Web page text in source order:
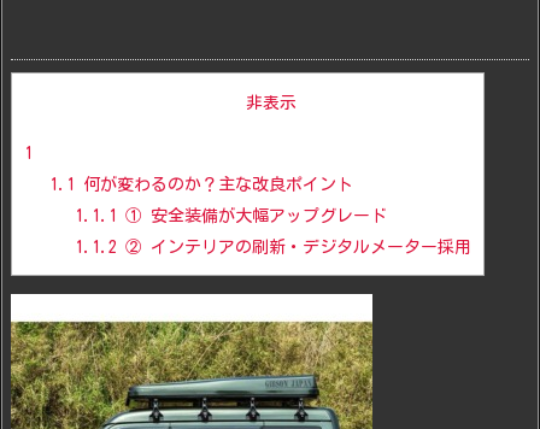
非表示
1
1.1
何が変わるのか？主な改良ポイント
1.1.1
① 安全装備が大幅アップグレード
1.1.2 ② インテリアの刷新・デジタルメーター採用